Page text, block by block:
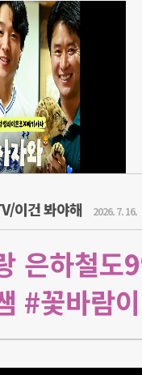
이건 봐야해 2026. 7. 16.
은하철도
#꽃바람